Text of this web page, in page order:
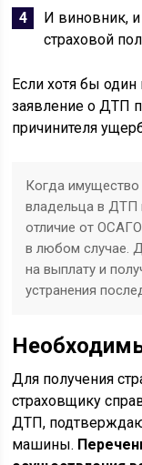
И виновник,
страховой
Если хотя бы один
заявление о ДТП
причинителя
Когда имущество
владельца в ДТП
отличие от
в любом случае.
на выплату и
устранения
Для получения
страховщику
ДТП,
машины.